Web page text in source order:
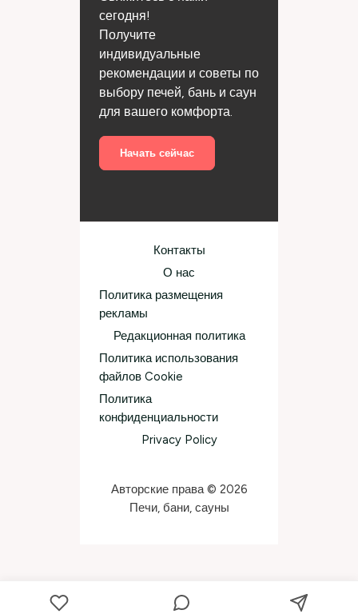
сегодня!
Получите
индивидуальные
рекомендации и советы по
выбору печей, бань и саун
для вашего комфорта.
Начать сейчас
Контакты
О нас
Политика размещения
рекламы
Редакционная политика
Политика использования
файлов Cookie
Политика
конфиденциальности
Privacy Policy
Авторские права © 2026
Печи, бани, сауны